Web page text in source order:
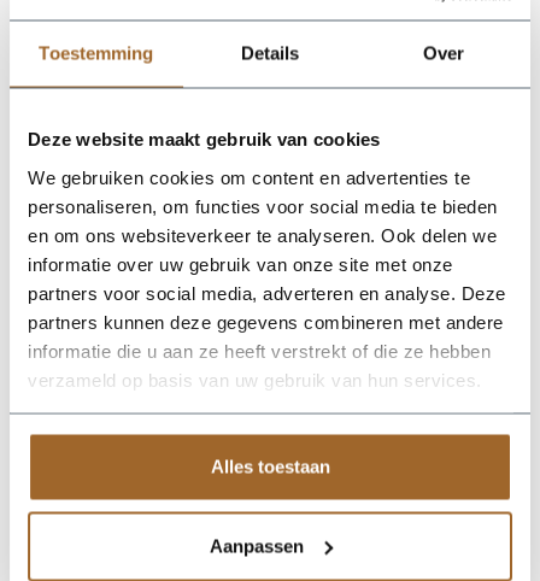
Toestemming Details Over
Deze website maakt gebruik van cookies
We gebruiken cookies om content en advertenties te
personaliseren, om functies voor social media te bieden
en om ons websiteverkeer te analyseren. Ook delen we
informatie over uw gebruik van onze site met onze
partners voor social media, adverteren en analyse. Deze
partners kunnen deze gegevens combineren met andere
informatie die u aan ze heeft verstrekt of die ze hebben
verzameld op basis van uw gebruik van hun services.
Alles toestaan
Aanpassen
Levertijd: Onze vierkante cortenstalen plantenbakken
worden rechtstreeks vanaf de fabriek bij jouw thuisbezorgd.
gevallen is de levertijd langer, wij brengen jou hier uiteraard
Op zoek naar een vakkundige
hulp?
Neem contact op of bezoek de showroom!
Stel je vraag